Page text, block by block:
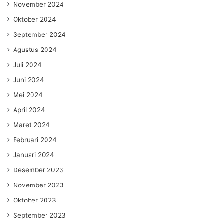
November 2024
Oktober 2024
September 2024
Agustus 2024
Juli 2024
Juni 2024
Mei 2024
April 2024
Maret 2024
Februari 2024
Januari 2024
Desember 2023
November 2023
Oktober 2023
September 2023